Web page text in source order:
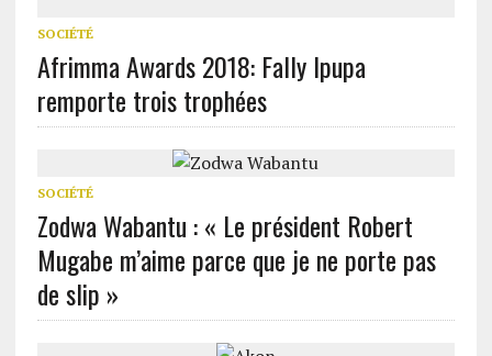
SOCIÉTÉ
Afrimma Awards 2018: Fally Ipupa
remporte trois trophées
SOCIÉTÉ
Zodwa Wabantu : « Le président Robert
Mugabe m’aime parce que je ne porte pas
de slip »